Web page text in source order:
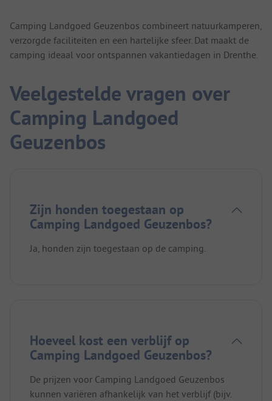
Camping Landgoed Geuzenbos combineert natuurkamperen,
verzorgde faciliteiten en een hartelijke sfeer. Dat maakt de
camping ideaal voor ontspannen vakantiedagen in Drenthe.
Veelgestelde vragen over
Camping Landgoed
Geuzenbos
Zijn honden toegestaan op
Camping Landgoed Geuzenbos?
Ja, honden zijn toegestaan op de camping.
Hoeveel kost een verblijf op
Camping Landgoed Geuzenbos?
De prijzen voor Camping Landgoed Geuzenbos
kunnen variëren afhankelijk van het verblijf (bijv.